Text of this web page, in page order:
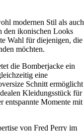
modernen Stil als auch
den ikonischen Looks
Wahl für diejenigen, die
möchten.
die Bomberjacke ein
eine
Schnitt ermöglicht
Kleidungsstück für
entspannte Momente mit
von Fred Perry im